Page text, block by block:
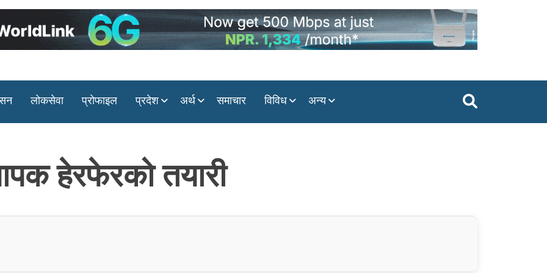
लोकसेवा प्रोफाइल प्रदेश अर्थ समाचार विविध अन्य
हेरफेरको तयारी